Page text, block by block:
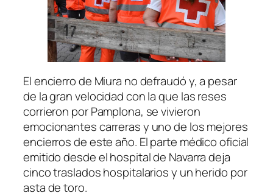
El encierro de Miura no defraudó y, a pesar
de la gran velocidad con la que las reses
corrieron por Pamplona, se vivieron
emocionantes carreras y uno de los mejores
encierros de este año. El parte médico oficial
emitido desde el hospital de Navarra deja
cinco traslados hospitalarios y un herido por
asta de toro.